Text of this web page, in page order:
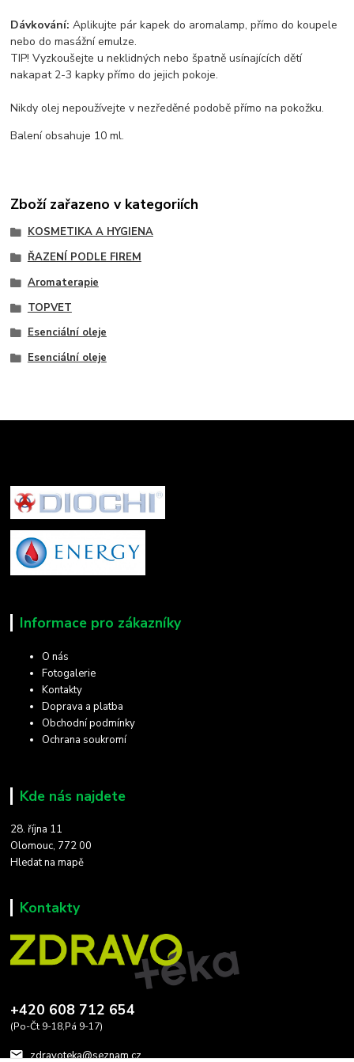
Dávkování: Aplikujte pár kapek do aromalamp, přímo do koupele
nebo do masážní emulze.
TIP! Vyzkoušejte u neklidných nebo špatně usínajících dětí
nakapat 2-3 kapky přímo do jejich pokoje.
Nikdy olej nepoužívejte v nezředěné podobě přímo na pokožku.
Balení obsahuje 10 ml.
Zboží zařazeno v kategoriích
KOSMETIKA A HYGIENA
ŘAZENÍ PODLE FIREM
Aromaterapie
TOPVET
Esenciální oleje
Esenciální oleje
Informace pro zákazníky
O nás
Fotogalerie
Kontakty
Doprava a platba
Obchodní podmínky
Ochrana soukromí
Kde nás najdete
28. října 11
Olomouc, 772 00
Hledat na mapě
Kontakty
+420 608 712 654
(Po-Čt 9-18,Pá 9-17)
zdravoteka@seznam.cz